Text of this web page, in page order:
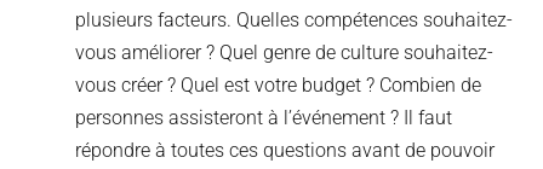
plusieurs facteurs. Quelles compétences souhaitez-
vous améliorer ? Quel genre de culture souhaitez-
vous créer ? Quel est votre budget ? Combien de
personnes assisteront à l’événement ? Il faut
répondre à toutes ces questions avant de pouvoir